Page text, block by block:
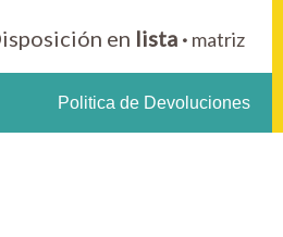
en lista · matriz
Politica de Devoluciones